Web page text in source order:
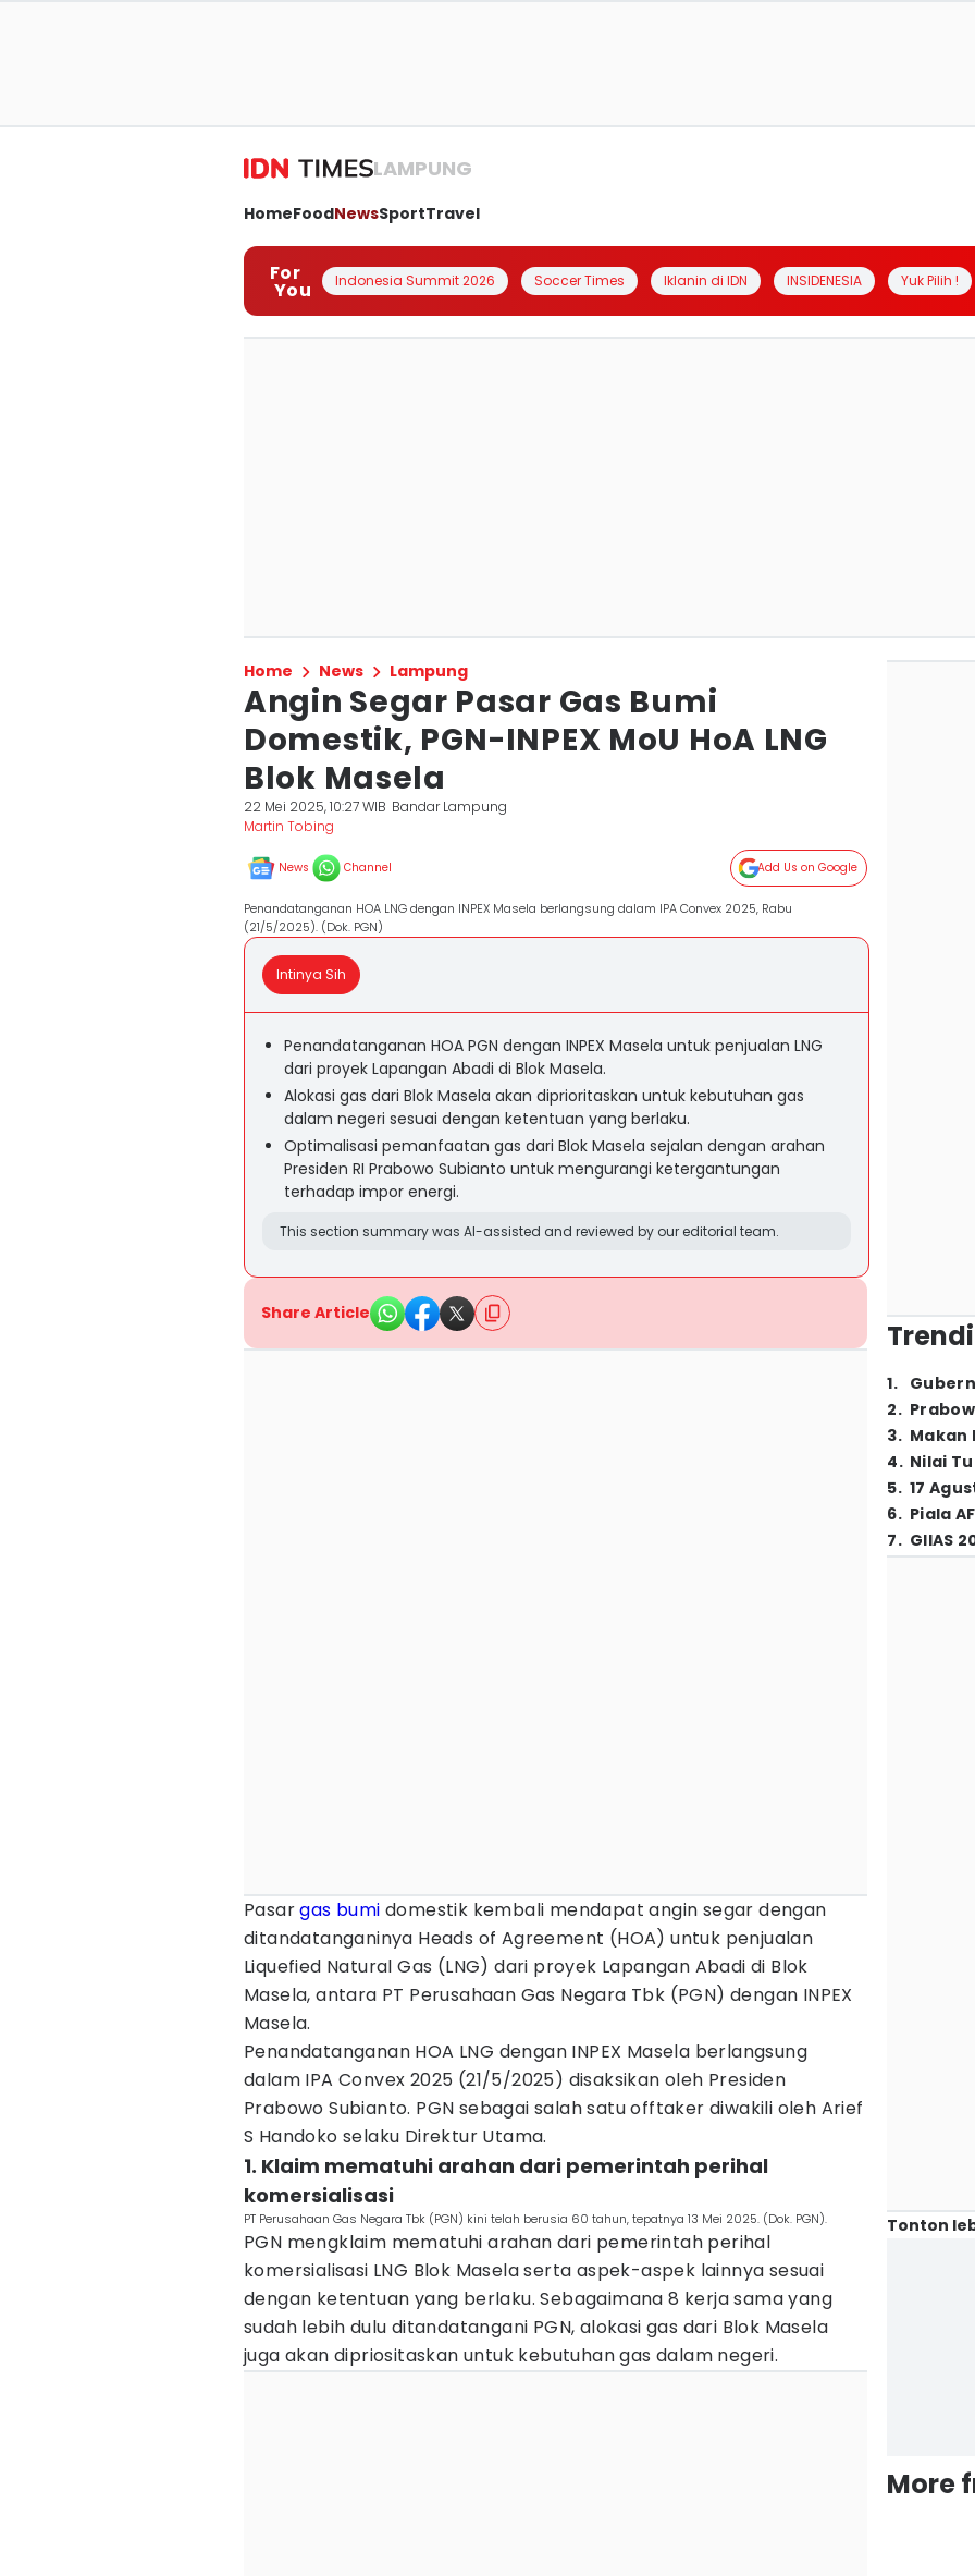
LAMPUNG
HomeFoodNewsSportTravel
For
You Indonesia Summit 2026 Soccer Times Iklanin di IDN INSIDENESIA Yuk Pilih !
Home News Lampung
Angin Segar Pasar Gas Bumi
Domestik, PGN-INPEX MoU HoA LNG
Blok Masela
22 Mei 2025, 10:27 WIB Bandar Lampung
Martin Tobing
News Channel Add Us on Google
Penandatanganan HOA LNG dengan INPEX Masela berlangsung dalam IPA Convex 2025, Rabu
(21/5/2025). (Dok. PGN)
Intinya Sih
Penandatanganan HOA PGN dengan INPEX Masela untuk penjualan LNG
dari proyek Lapangan Abadi di Blok Masela.
Alokasi gas dari Blok Masela akan diprioritaskan untuk kebutuhan gas
dalam negeri sesuai dengan ketentuan yang berlaku.
Optimalisasi pemanfaatan gas dari Blok Masela sejalan dengan arahan
Presiden RI Prabowo Subianto untuk mengurangi ketergantungan
terhadap impor energi.
This section summary was AI-assisted and reviewed by our editorial team.
Share Article
Pasargas bumi domestik kembali mendapat angin segar dengan
ditandatanganinya Heads of Agreement (HOA) untuk penjualan
Liquefied Natural Gas (LNG) dari proyek Lapangan Abadi di Blok
Masela, antara PT Perusahaan Gas Negara Tbk (PGN) dengan INPEX
Masela.
Penandatanganan HOA LNG dengan INPEX Masela berlangsung
dalam IPA Convex 2025 (21/5/2025) disaksikan oleh Presiden
Prabowo Subianto. PGN sebagai salah satu offtaker diwakili oleh Arief
S Handoko selaku Direktur Utama.
1. Klaim mematuhi arahan dari pemerintah perihal
komersialisasi
PT Perusahaan Gas Negara Tbk (PGN) kini telah berusia 60 tahun, tepatnya 13 Mei 2025. (Dok. PGN).
PGN mengklaim mematuhi arahan dari pemerintah perihal
komersialisasi LNG Blok Masela serta aspek-aspek lainnya sesuai
dengan ketentuan yang berlaku. Sebagaimana 8 kerja sama yang
sudah lebih dulu ditandatangani PGN, alokasi gas dari Blok Masela
juga akan dipriositaskan untuk kebutuhan gas dalam negeri.
1.
2.
3. Makan
4. Nilai
5. 17
6. Piala
7. GIIAS
Tonton
More